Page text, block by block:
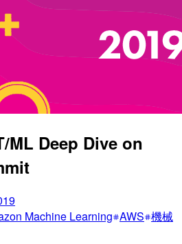
ML Deep Dive on
Machine Learning AWS 機械